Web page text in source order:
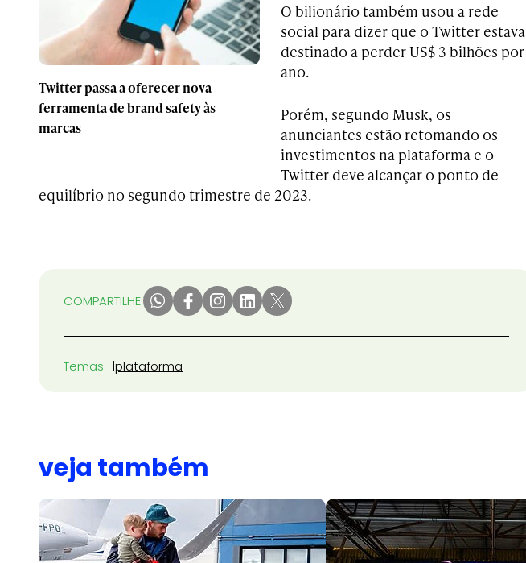
Twitter passa a oferecer nova
ferramenta de brand safety às
marcas
O bilionário também usou a rede
social para dizer que o Twitter estava
destinado a perder US$ 3 bilhões por
ano.
Porém, segundo Musk, os
anunciantes estão retomando os
investimentos na plataforma e o
Twitter deve alcançar o ponto de
equilíbrio no segundo trimestre de 2023.
COMPARTILHE:
Temas plataforma
veja também